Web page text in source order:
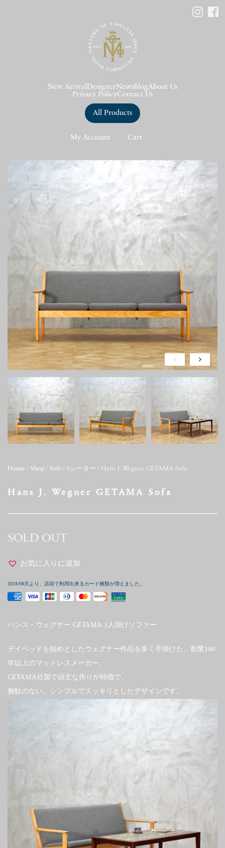
New Arrival DesignerNews BlogAbout Us
Privacy PolicyContact Us
All Products
My Account Cart
Home / Shop / Sofa / 3シーター / Hans J. Wegner GETAMA Sofa
Hans J. Wegner GETAMA Sofa
SOLD OUT
お気に入りに追加
2018/08月より、店頭で利用出来るカード種類が増えました。
ハンス・ウェグナー GETAMA 3人掛けソファー
デイベッドを始めとしたウェグナー作品を多く手掛けた、創業100
年以上のマットレスメーカー、
GETAMA社製で頑丈な作りが特徴で、
無駄のない、シンプルでスッキリとしたデザインです。